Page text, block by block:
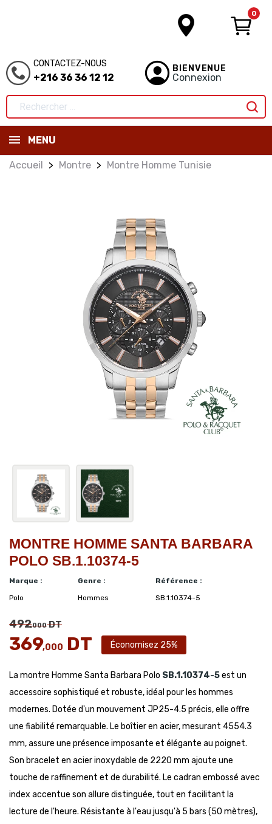
0
CONTACTEZ-NOUS
+216 36 36 12 12
BIENVENUE
Connexion
MENU
Accueil Montre Montre Homme Tunisie
MONTRE HOMME SANTA BARBARA
POLO SB.1.10374-5
Marque :
Polo
Genre :
Hommes
Référence :
SB.1.10374-5
492,000DT
369,000 DT Économisez 25%
La montre Homme Santa Barbara Polo SB.1.10374-5est un
accessoire sophistiqué et robuste, idéal pour les hommes
modernes. Dotée d'un mouvement JP25-4.5 précis, elle offre
une fiabilité remarquable. Le boîtier en acier, mesurant 4554.3
mm, assure une présence imposante et élégante au poignet.
Son bracelet en acier inoxydable de 2220 mm ajoute une
touche de raffinement et de durabilité. Le cadran embossé avec
index accentue son allure distinguée, tout en facilitant la
lecture de l'heure. Résistante à l'eau jusqu'à 5 bars (50 mètres),